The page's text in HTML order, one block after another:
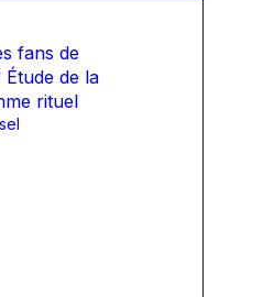
fans de
Étude de la
rituel